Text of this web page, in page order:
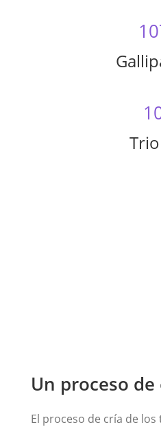
Un proceso
El proceso de cría de